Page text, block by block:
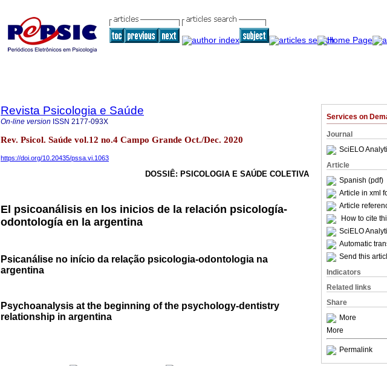
Services on
Journal
SciELO
Article
Spanish (pdf)
Article in xml
Article
How to cite
SciELO
Automatic
Send this
Indicators
Related links
Share
More
More
Permalink
Revista Psicologia e Saúde
On-line version ISSN 2177-093X
Rev. Psicol. Saúde vol.12 no.4 Campo Grande Oct./Dec. 2020
https://doi.org/10.20435/pssa.vi.1063
DOSSIÊ: PSICOLOGIA E SAÚDE COLETIVA
El psicoanálisis en los inicios de la relación psicología-
odontología en la argentina
Psicanálise no início da relação psicologia-odontologia na
argentina
Psychoanalysis at the beginning of the psychology-dentistry
relationship in argentina